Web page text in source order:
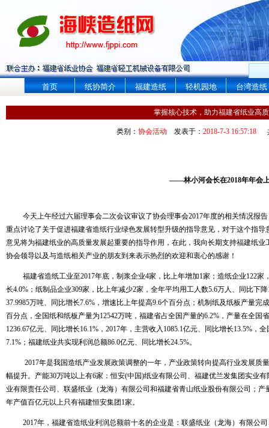
首页 纸协简介 福建造纸 轻机园地 台湾造纸
掌握核心技术，助力福建省纸业高
类别： 协会活动 发表于： 2018-7-3 16:57:18
——林小河会长在2018年年会
今天上午经过六届理事会二次会议审议了协会理事会2017年度的相关情况报
重点讨论了关于促进福建省造纸行业绿色发展转型升级的指导意见，对于这个指
意见将为福建纸业的高质量发展起重要的指导作用，在此，我向长期支持福建纸
协会领导以及与造纸相关产业的朋友到来表示热烈的欢迎和衷心的感谢！
福建省造纸工业至2017年底，制浆企业4家，比上年增加1家；造纸企业122家
长4.0% ；纸制品企业309家，比上年减少2家，全年平均用工人数5.6万人、同比下降
37.9985万吨、同比增长7.6% ，增速比上年提高9.6个百分点；机制纸及纸板产量完成
百分点，全国纸和纸板产量为12542万吨，福建省占全国产量的6.2% ，产量在全国
1236.67亿元、同比增长16.1% ， 2017年，主营收入 1085.1亿元、同比增长13.5% ，
7.1% ；福建纸业共实现利润总额86.0亿元、同比增长24.5%。
2017年是我国造纸产业发展政策调整的一年，产业政策转向提高行业发展质
幅提升。产能30万吨以上有6家：恒安(中国)纸业有限公司、福建优兰发集团实业
业有限责任公司、联盛纸业（龙海）有限公司和福建省青山纸业股份有限公司；
年产值百亿元以上只有福建恒安集团 1家。
2017年，福建省造纸业利润总额前十名的企业是：联盛纸业（龙海）有限公